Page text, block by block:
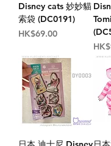
Disney cats 妙妙貓
索袋 (DC0191)
價格
HK$69.00
價格